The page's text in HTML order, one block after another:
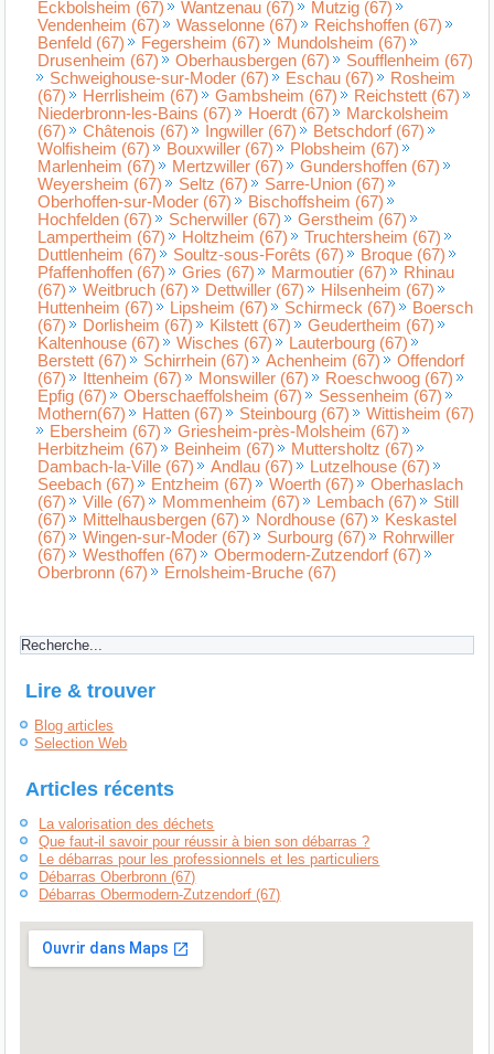
Eckbolsheim (67)
Wantzenau (67)
Mutzig (67)
Vendenheim (67)
Wasselonne (67)
Reichshoffen (67)
Benfeld (67)
Fegersheim (67)
Mundolsheim (67)
Drusenheim (67)
Oberhausbergen (67)
Soufflenheim (67)
Schweighouse-sur-Moder (67)
Eschau (67)
Rosheim
(67)
Herrlisheim (67) Gambsheim (67)
Reichstett (67)
Niederbronn-les-Bains (67)
Hoerdt (67)
Marckolsheim
(67)
Châtenois (67) Ingwiller (67)
Betschdorf (67)
Wolfisheim (67)
Bouxwiller (67)
Plobsheim (67)
Marlenheim (67)
Mertzwiller (67)
Gundershoffen (67)
Weyersheim (67)
Seltz (67)
Sarre-Union (67)
Oberhoffen-sur-Moder (67)
Bischoffsheim (67)
Hochfelden (67)
Scherwiller (67)
Gerstheim (67)
Lampertheim (67)
Holtzheim (67)
Truchtersheim (67)
Duttlenheim (67)
Soultz-sous-Forêts (67)
Broque (67)
Pfaffenhoffen (67)
Gries (67) Marmoutier (67)
Rhinau
(67)
Weitbruch (67) Dettwiller (67)
Hilsenheim (67)
Huttenheim (67)
Lipsheim (67) Schirmeck (67)
Boersch
(67)
Dorlisheim (67) Kilstett (67)
Geudertheim (67)
Kaltenhouse (67)
Wisches (67)
Lauterbourg (67)
Berstett (67)
Schirrhein (67) Achenheim (67)
Offendorf
(67)
Ittenheim (67) Monswiller (67)
Roeschwoog (67)
Epfig (67)
Oberschaeffolsheim (67)
Sessenheim (67)
Mothern(67)
Hatten (67) Steinbourg (67)
Wittisheim (67)
Ebersheim (67)
Griesheim-près-Molsheim (67)
Herbitzheim (67)
Beinheim (67)
Muttersholtz (67)
Dambach-la-Ville (67)
Andlau (67)
Lutzelhouse (67)
Seebach (67)
Entzheim (67) Woerth (67)
Oberhaslach
(67)
Ville (67) Mommenheim (67) Lembach (67)
Still
(67)
Mittelhausbergen (67) Nordhouse (67)
Keskastel
(67)
Wingen-sur-Moder (67) Surbourg (67)
Rohrwiller
(67)
Westhoffen (67)
Obermodern-Zutzendorf (67)
Oberbronn (67)
Ernolsheim-Bruche (67)
Lire & trouver
Blog articles
Selection Web
Articles récents
La valorisation des déchets
Que faut-il savoir pour réussir à bien son débarras ?
Le débarras pour les professionnels et les particuliers
Débarras Oberbronn (67)
Débarras Obermodern-Zutzendorf (67)